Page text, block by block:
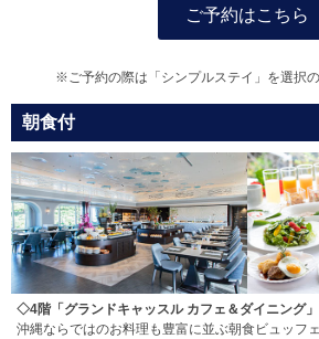
ご予約はこちら
※ご予約の際は「シンプルステイ」を選択の
朝食付
◇4階「グランドキャッスル カフェ＆ダイニング
沖縄ならではのお料理も豊富に並ぶ朝食ビュッフ